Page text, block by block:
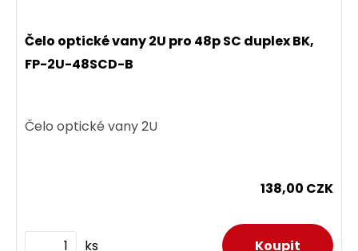
Čelo optické vany 2U pro 48p SC duplex BK,
FP-2U-48SCD-B
Čelo optické vany 2U
138,00 CZK
ks